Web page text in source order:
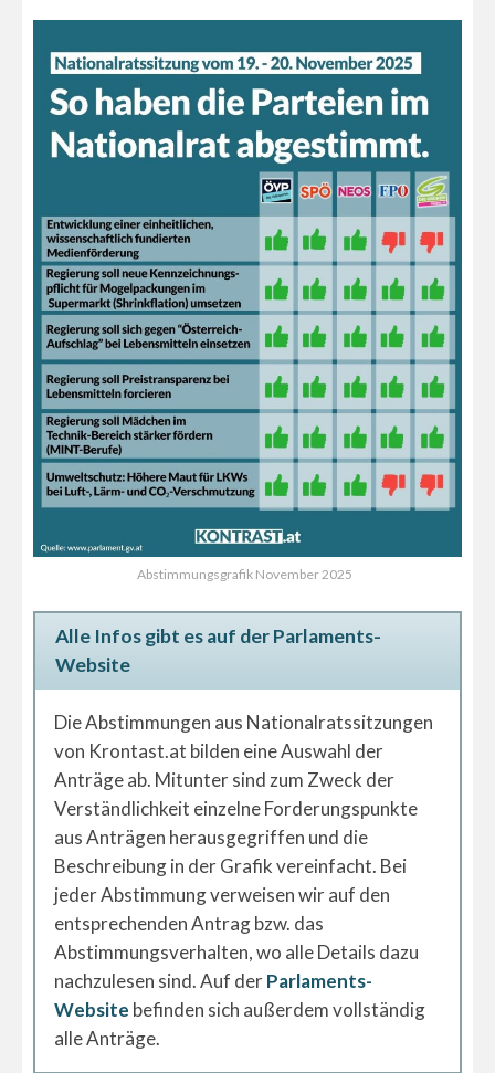
Abstimmungsgrafik November 2025
Alle Infos gibt es auf der Parlaments-
Website
Die Abstimmungen aus Nationalratssitzungen
von Krontast.at bilden eine Auswahl der
Anträge ab. Mitunter sind zum Zweck der
Verständlichkeit einzelne Forderungspunkte
aus Anträgen herausgegriffen und die
Beschreibung in der Grafik vereinfacht. Bei
jeder Abstimmung verweisen wir auf den
entsprechenden Antrag bzw. das
Abstimmungsverhalten, wo alle Details dazu
nachzulesen sind. Auf derParlaments-
Website befinden sich außerdem vollständig
alle Anträge.